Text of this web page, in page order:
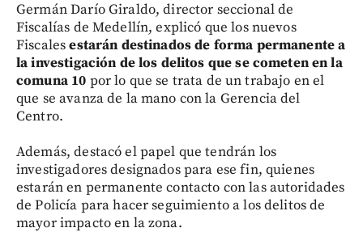
Germán Darío Giraldo, director seccional de
Fiscalías de Medellín, explicó que los nuevos
Fiscalesestarán destinados de forma permanente a
la investigación de los delitos que se cometen en la
comuna 10 por lo que se trata de un trabajo en el
que se avanza de la mano con la Gerencia del
Centro.
Además, destacó el papel que tendrán los
investigadores designados para ese fin, quienes
estarán en permanente contacto con las autoridades
de Policía para hacer seguimiento a los delitos de
mayor impacto en la zona.